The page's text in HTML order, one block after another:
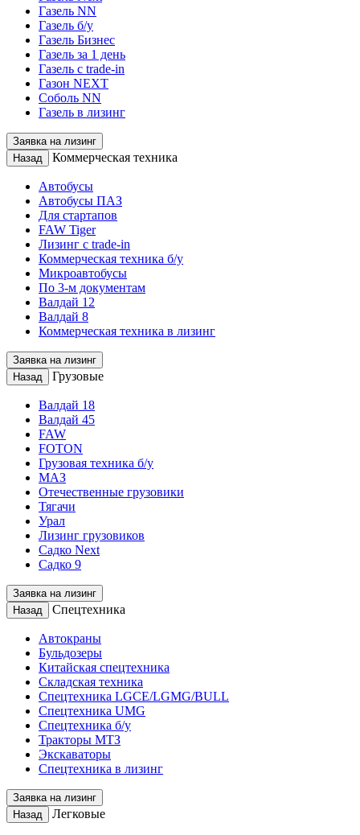
Газель NN
Газель б/у
Газель Бизнес
Газель за 1 день
Газель с trade-in
Газон NEXT
Соболь NN
Газель в лизинг
Заявка на лизинг
Назад
Коммерческая техника
Автобусы
Автобусы ПАЗ
Для стартапов
FAW Tiger
Лизинг с trade-in
Коммерческая техника б/у
Микроавтобусы
По 3-м документам
Валдай 12
Валдай 8
Коммерческая техника в лизинг
Заявка на лизинг
Назад
Грузовые
Валдай 18
Валдай 45
FAW
FOTON
Грузовая техника б/у
МАЗ
Отечественные грузовики
Тягачи
Урал
Лизинг грузовиков
Садко Next
Садко 9
Заявка на лизинг
Назад
Спецтехника
Автокраны
Бульдозеры
Китайская спецтехника
Складская техника
Спецтехника LGCE/LGMG/BULL
Спецтехника UMG
Спецтехника б/у
Тракторы МТЗ
Экскаваторы
Спецтехника в лизинг
Заявка на лизинг
Назад
Легковые